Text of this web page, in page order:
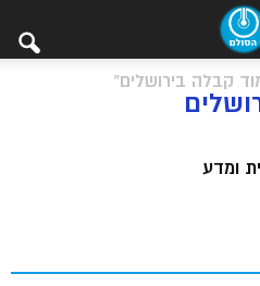
קבלה בירושלים"
ומדע